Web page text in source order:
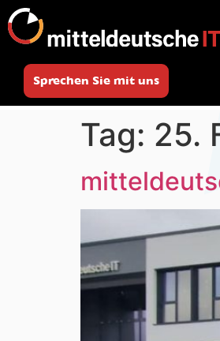
Sprechen Sie mit uns
Tag: 25.